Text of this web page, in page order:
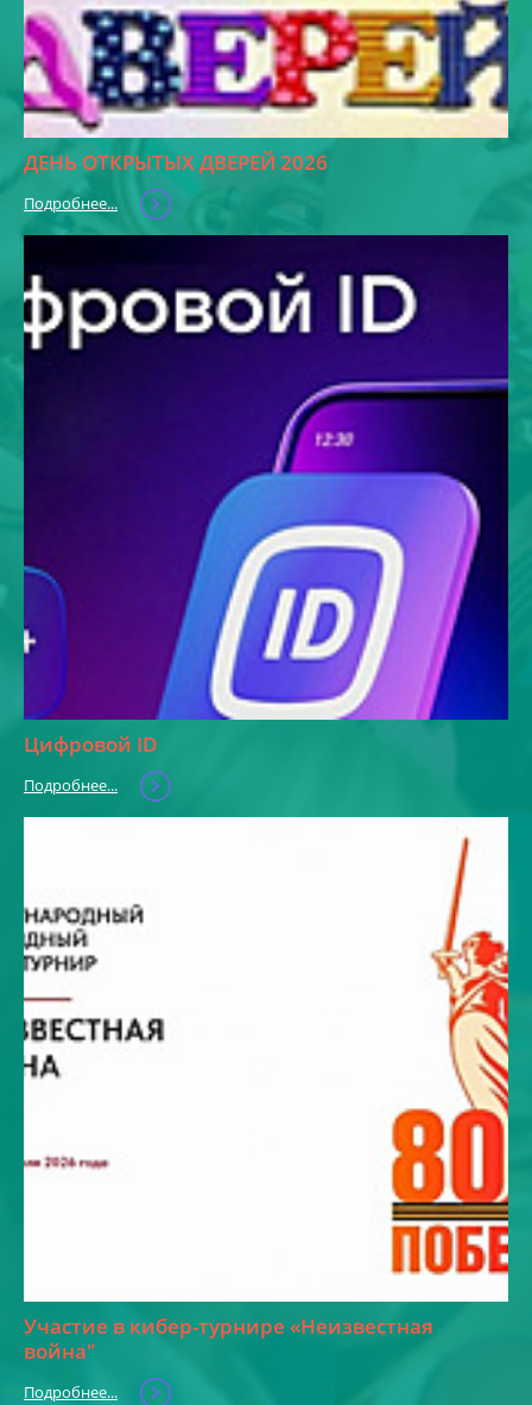
ДЕНЬ ОТКРЫТЫХ ДВЕРЕЙ 2026
Подробнее...
Цифровой ID
Подробнее...
Участие в кибер-турнире «Неизвестная
война"
Подробнее...